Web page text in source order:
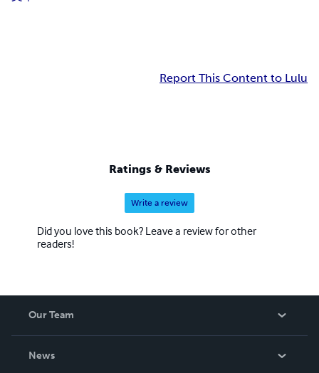
Report This Content to Lulu
Ratings & Reviews
Write a review
Did you love this book? Leave a review for other
readers!
Our Team
News